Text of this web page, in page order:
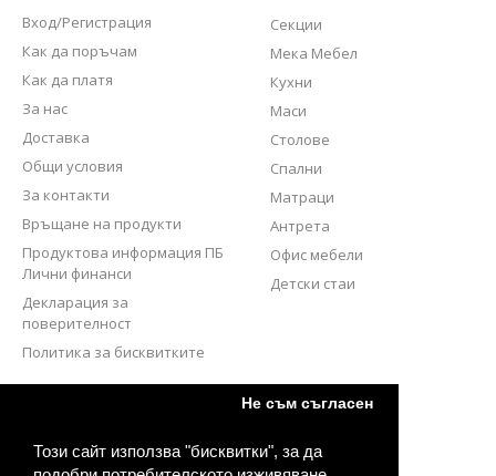
Този сайт използва "бисквитки", за да
Не съм съгласен
Вход/Регистрация
Как да поръчам
Как да платя
За нас
Доставка
Общи условия
За контакти
Връщане на продукти
Продуктова информация ПБ
Лични финанси
Декларация за
поверителност
Политика за бисквитките
Секции
Мека Мебел
Кухни
Маси
Столове
Спални
Матраци
Антрета
Офис мебели
Детски стаи